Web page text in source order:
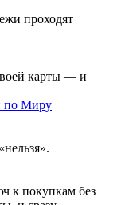
проходят
карты — и
по Миру
к покупкам без